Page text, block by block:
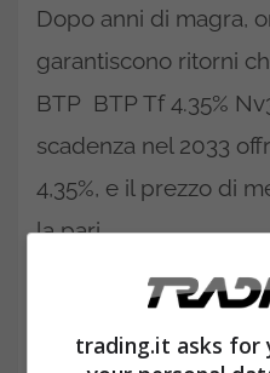
Dopo anni di magra,
garantiscono ritorni
BTP BTP Tf 4.35%
scadenza nel 2033
4,35%, e il prezzo di
la pari.
trading.it asks for